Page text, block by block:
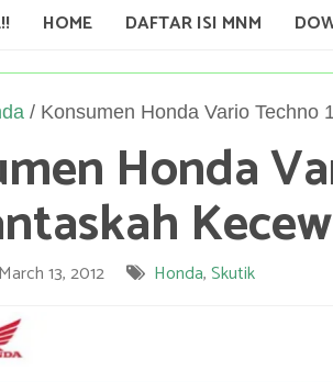
HOME DAFTAR ISI MNM
/ Konsumen Honda Vario Techno
Honda
March 13, 2012 Honda,Skutik